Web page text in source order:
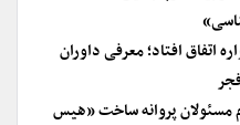
اتفاق افتاد؛ معرفی داوران
مسئولان پروانه ساخت «هیس